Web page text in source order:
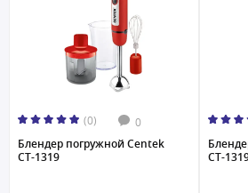
(0) 0
Блендер погружной Centek
CT-1319
CT-